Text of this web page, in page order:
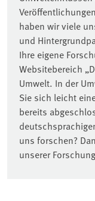
haben wir viele
und
Ihre eigene
Websitebereich
Umwelt. In der
Sie sich leicht
bereits
uns forschen?
unserer